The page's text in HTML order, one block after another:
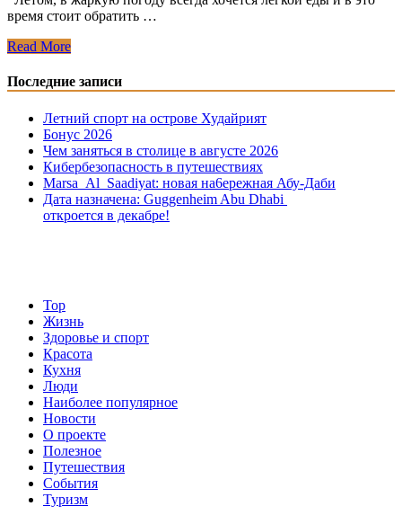
время стоит обратить …
Зеленые
блюда.
Амарант
портулак.
Read More
Последние записи
Летний спорт на острове Худайрият
Бонус 2026
Чем заняться в столице в августе 2026
Кибербезопасность в путешествиях
Marsa Al Saadiyat: новая на6ережная Абу-Даби
Дата назначена: Guggenheim Abu Dhabi
откроется в декабре!
Top
Жизнь
Здоровье и спорт
Красота
Кухня
Люди
Наиболее популярное
Новости
О проекте
Полезное
Путешествия
События
Туризм